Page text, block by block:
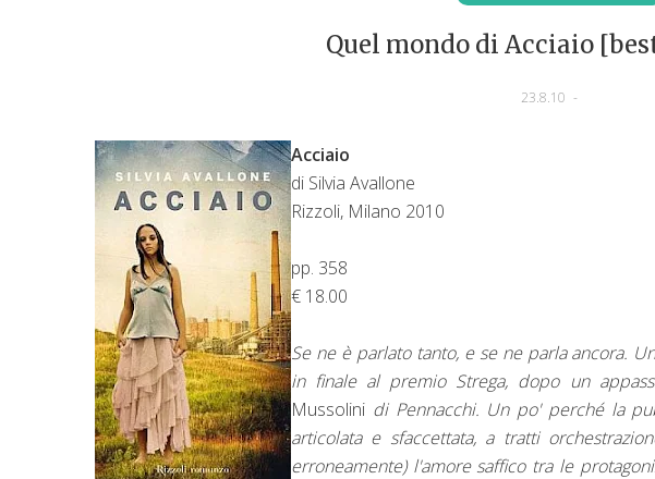
Quel mondo di Acciaio
23.8.10 -
Acciaio
di Silvia Avallone
Rizzoli, Milano 2010
pp. 358
€ 18.00
Se ne è parlato tanto, e se ne parla ancora.
in finale al premio Strega, dopo un
Mussolini di Pennacchi. Un po' perché la
articolata e sfaccettata, a tratti
erroneamente) l'amore saffico tra le